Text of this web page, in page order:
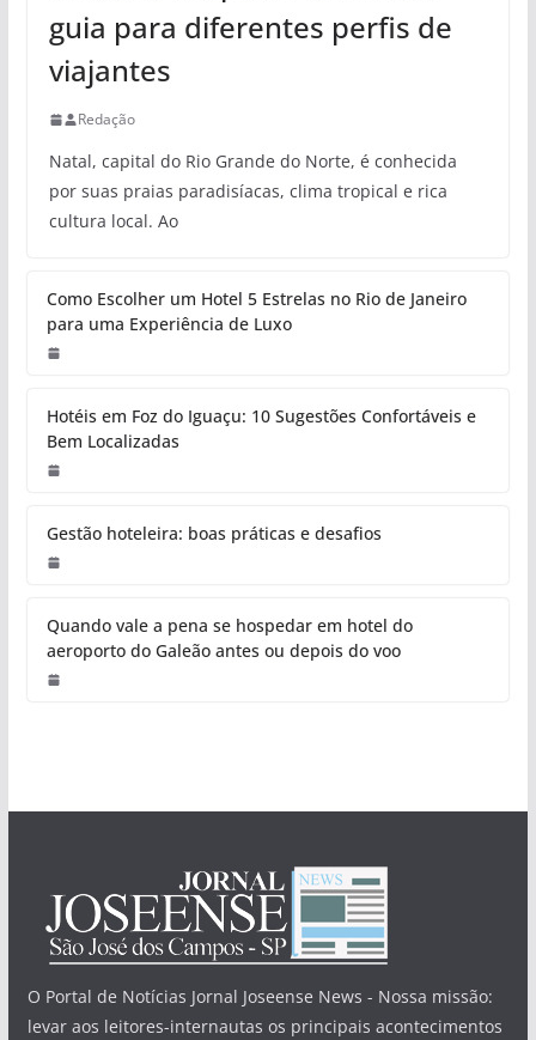
guia para diferentes perfis de
viajantes
Redação
Natal, capital do Rio Grande do Norte, é conhecida
por suas praias paradisíacas, clima tropical e rica
cultura local. Ao
Como Escolher um Hotel 5 Estrelas no Rio de Janeiro
para uma Experiência de Luxo
Hotéis em Foz do Iguaçu: 10 Sugestões Confortáveis e
Bem Localizadas
Gestão hoteleira: boas práticas e desafios
Quando vale a pena se hospedar em hotel do
aeroporto do Galeão antes ou depois do voo
O Portal de Notícias Jornal Joseense News - Nossa missão:
levar aos leitores-internautas os principais acontecimentos